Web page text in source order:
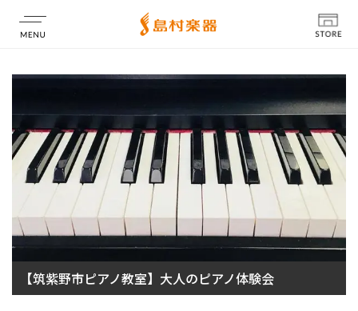
店舗情報
【筑紫野市ピアノ教室】大人のピアノ体験会